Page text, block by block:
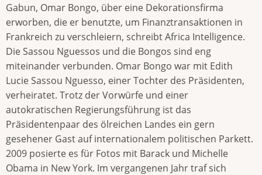
Gabun, Omar Bongo, über eine Dekorationsfirma
erworben, die er benutzte, um Finanztransaktionen in
Frankreich zu verschleiern, schreibt Africa Intelligence.
Die Sassou Nguessos und die Bongos sind eng
miteinander verbunden. Omar Bongo war mit Edith
Lucie Sassou Nguesso, einer Tochter des Präsidenten,
verheiratet. Trotz der Vorwürfe und einer
autokratischen Regierungsführung ist das
Präsidentenpaar des ölreichen Landes ein gern
gesehener Gast auf internationalem politischen Parkett.
2009 posierte es für Fotos mit Barack und Michelle
Obama in New York. Im vergangenen Jahr traf sich